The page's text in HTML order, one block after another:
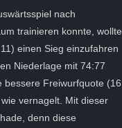
nach
trainieren konnte, wollte
einen Sieg einzufahren
Niederlage mit 74:77
bessere Freiwurfquote (16
vernagelt. Mit dieser
denn diese